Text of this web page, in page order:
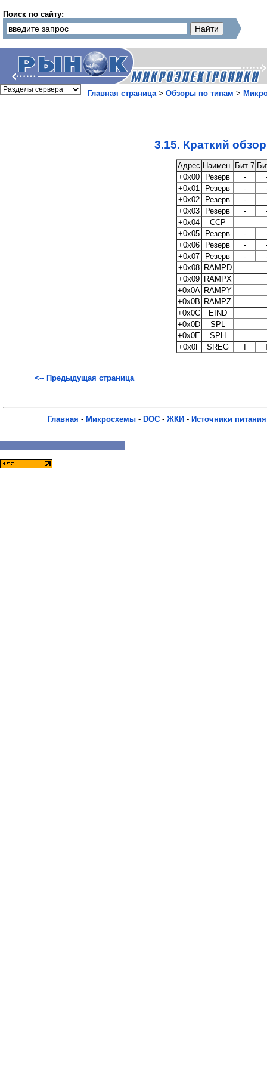
Поиск по сайту:
Главная страница> Обзоры по типам >
3.15. Краткий
Адрес Наимен. Бит 7
+0x00
Резерв -
+0x01
Резерв -
+0x02
Резерв -
+0x03
Резерв -
+0x04
CCP
+0x05
Резерв -
+0x06
Резерв -
+0x07
Резерв -
+0x08 RAMPD
+0x09 RAMPX
+0x0A RAMPY
+0x0B RAMPZ
+0x0C
EIND
+0x0D
SPL
+0x0E
SPH
+0x0F
SREG
<-- Предыдущая страница
Главная - Микросхемы - DOC - ЖКИ - Источники питания